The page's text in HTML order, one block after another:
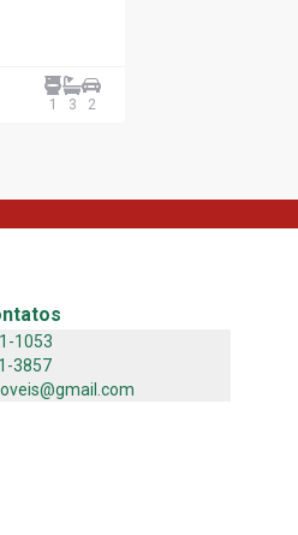
1 3 2
1053
3857